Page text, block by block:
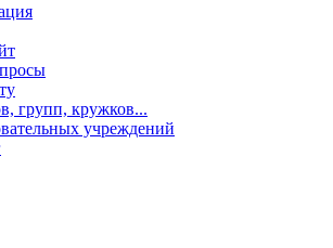
групп, кружков...
учреждений